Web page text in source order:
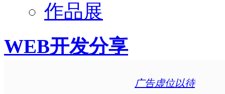
作品展
WEB开发分享
广告虚位以待